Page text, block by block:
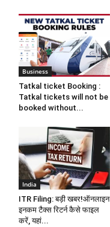
Business
Tatkal ticket Booking :
Tatkal tickets will not be
booked without...
India
ITR Filing: बड़ी खबर!ऑनलाइन
इनकम टैक्स रिटर्न कैसे फाइल
करें, यहां...